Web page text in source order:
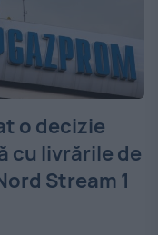
o decizie
cu livrările de
Stream 1